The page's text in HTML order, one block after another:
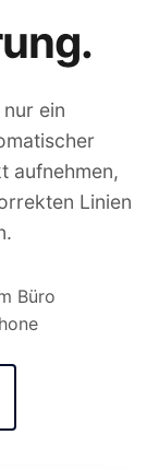
ein
aufnehmen,
Linien
Büro